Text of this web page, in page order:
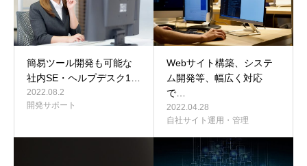
簡易ツール開発も可能な
社内SE・ヘルプデスク1…
2022.08.2
開発サポート
Webサイト構築、システ
ム開発等、幅広く対応
で…
2022.04.28
自社サイト運用・管理